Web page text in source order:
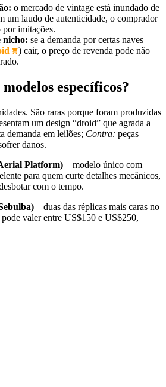
o mercado de vintage está inundado de
um laudo de autenticidade, o comprador
por imitações.
nicho: se a demanda por certas naves
) cair, o preço de revenda pode não
específicos?
São raras porque foram produzidas
um design “droid” que agrada a
demanda em leilões; Contra: peças
danos.
Platform) – modelo único com
para quem curte detalhes mecânicos,
com o tempo.
– duas das réplicas mais caras no
valer entre US$150 e US$250,